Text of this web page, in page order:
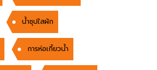
น้ำซุปใสผัก
การห่อเกี้ยวน้ำ